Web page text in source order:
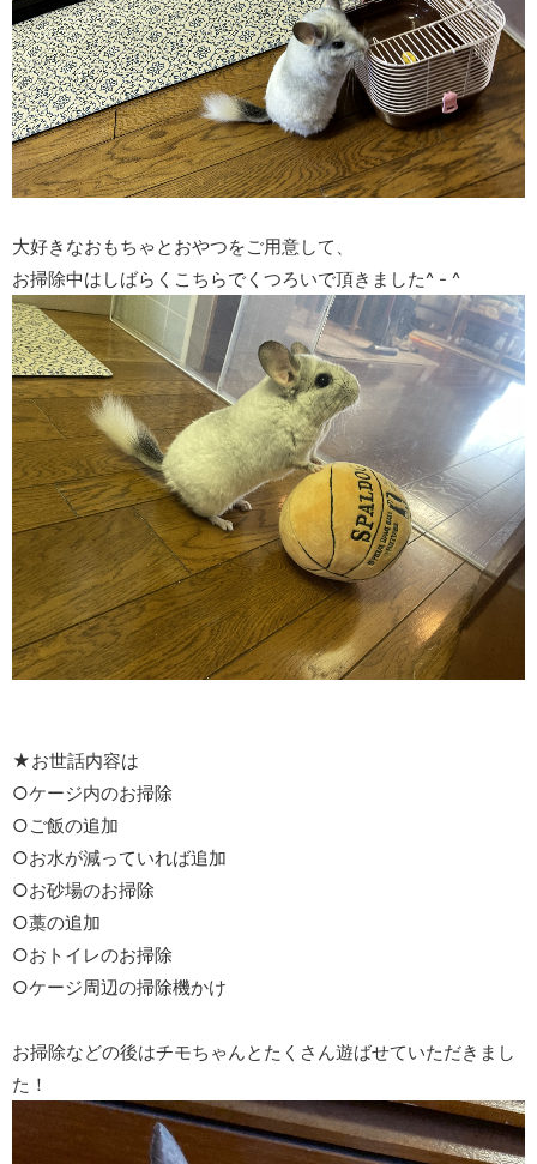
大好きなおもちゃとおやつをご用意して、
お掃除中はしばらくこちらでくつろいで頂きました^ - ^
★お世話内容は
○ケージ内のお掃除
○ご飯の追加
○お水が減っていれば追加
○お砂場のお掃除
○藁の追加
○おトイレのお掃除
○ケージ周辺の掃除機かけ
お掃除などの後はチモちゃんとたくさん遊ばせていただきまし
た！